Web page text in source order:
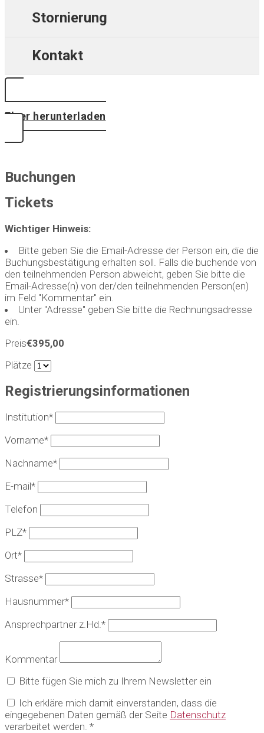
Stornierung
Kontakt
Flyer herunterladen
Buchungen
Tickets
Wichtiger Hinweis:
Bitte geben Sie die Email-Adresse der Person ein, die die
Buchungsbestätigung erhalten soll. Falls die buchende von
den teilnehmenden Person abweicht, geben Sie bitte die
Email-Adresse(n) von der/den teilnehmenden Person(en)
im Feld "Kommentar" ein.
Unter "Adresse" geben Sie bitte die Rechnungsadresse
ein.
Preis€395,00
Plätze
Registrierungsinformationen
Institution*
Vorname*
Nachname*
E-mail*
Telefon
PLZ*
Ort*
Strasse*
Hausnummer*
Ansprechpartner z.Hd.*
Kommentar
Bitte fügen Sie mich zu Ihrem Newsletter ein
Ich erkläre mich damit einverstanden, dass die
eingegebenen Daten gemäß der Seite Datenschutz
verarbeitet werden. *